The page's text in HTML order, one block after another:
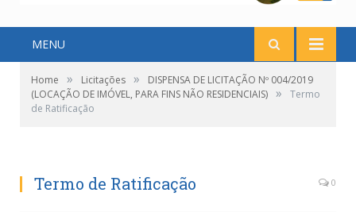
MENU
Home » Licitações »
DISPENSA DE LICITAÇÃO Nº 004/2019
(LOCAÇÃO DE IMÓVEL, PARA FINS NÃO RESIDENCIAIS) »
Termo
de Ratificação
Termo de Ratificação 0